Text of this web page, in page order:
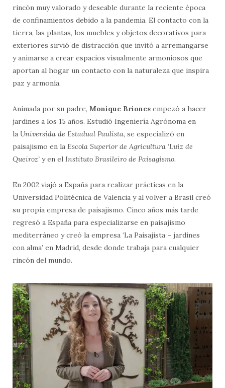
rincón muy valorado y deseable durante la reciente época
de confinamientos debido a la pandemia. El contacto con la
tierra, las plantas, los muebles y objetos decorativos para
exteriores sirvió de distracción que invitó a arremangarse
y animarse a crear espacios visualmente armoniosos que
aportan al hogar un contacto con la naturaleza que inspira
paz y armonía.
Animada por su padre, Monique Briones empezó a hacer
jardines a los 15 años. Estudió Ingeniería Agrónoma en
la Universida de Estadual Paulista, se especializó en
paisajismo en la Escola Superior de Agricultura ‘Luiz de
Queiroz’ y en el Instituto Brasileiro de Paisagismo.
En 2002 viajó a España para realizar prácticas en la
Universidad Politécnica de Valencia y al volver a Brasil creó
su propia empresa de paisajismo. Cinco años más tarde
regresó a España para especializarse en paisajismo
mediterráneo y creó la empresa ‘La Paisajista – jardines
con alma’ en Madrid, desde donde trabaja para cualquier
rincón del mundo.